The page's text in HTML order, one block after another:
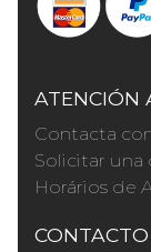
ATENCIÓN
Contacta
Solicitar
Horários de
CONTACTO